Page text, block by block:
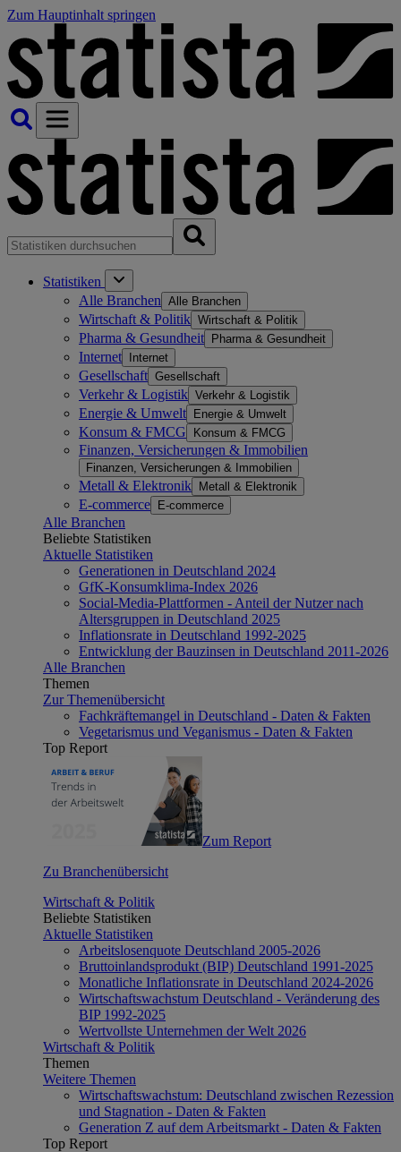
Zum Hauptinhalt springen
Statistiken
Alle Branchen Alle Branchen
Wirtschaft & Politik Wirtschaft & Politik
Pharma & Gesundheit Pharma & Gesundheit
Internet Internet
Gesellschaft Gesellschaft
Verkehr & Logistik Verkehr & Logistik
Energie & Umwelt Energie & Umwelt
Konsum & FMCG Konsum & FMCG
Finanzen, Versicherungen & Immobilien
Finanzen, Versicherungen & Immobilien
Metall & Elektronik Metall & Elektronik
E-commerce E-commerce
Alle Branchen
Beliebte Statistiken
Aktuelle Statistiken
Generationen in Deutschland 2024
GfK-Konsumklima-Index 2026
Social-Media-Plattformen - Anteil der Nutzer nach
Altersgruppen in Deutschland 2025
Inflationsrate in Deutschland 1992-2025
Entwicklung der Bauzinsen in Deutschland 2011-2026
Alle Branchen
Themen
Zur Themenübersicht
Fachkräftemangel in Deutschland - Daten & Fakten
Vegetarismus und Veganismus - Daten & Fakten
Top Report
Zum Report
Zu Branchenübersicht
Wirtschaft & Politik
Beliebte Statistiken
Aktuelle Statistiken
Arbeitslosenquote Deutschland 2005-2026
Bruttoinlandsprodukt (BIP) Deutschland 1991-2025
Monatliche Inflationsrate in Deutschland 2024-2026
Wirtschaftswachstum Deutschland - Veränderung des
BIP 1992-2025
Wertvollste Unternehmen der Welt 2026
Wirtschaft & Politik
Themen
Weitere Themen
Wirtschaftswachstum: Deutschland zwischen Rezession
und Stagnation - Daten & Fakten
Generation Z auf dem Arbeitsmarkt - Daten & Fakten
Top Report